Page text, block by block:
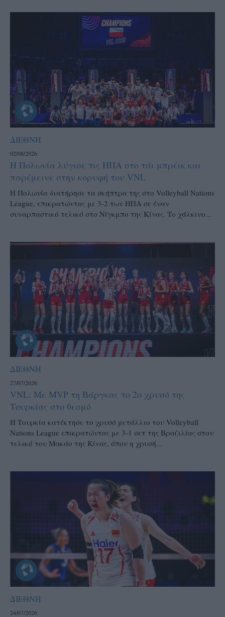
ΔΙΕΘΝΗ
02/08/2026
Η Πολωνία λύγισε τις ΗΠΑ στο τάι μπρέικ και
παρέμεινε στην κορυφή του VNL
Η Πολωνία διατήρησε τα σκήπτρα της στο Volleyball Nations
League, επικρατώντας με 3-2 των ΗΠΑ σε έναν
συναρπαστικό τελικό στο Νίγκμπο της Κίνας. Το χάλκινο...
ΔΙΕΘΝΗ
27/07/2026
VNL: Με MVP τη Βάργκας το 2ο χρυσό της
Τουρκίας στο θεσμό
H Τουρκία κατέκτησε το χρυσό μετάλλιο του Volleyball
Nations League επικρατώντας με 3-1 σετ της Βραζιλίας στον
τελικό του Μακάο της Κίνας, όπου η χρυσή...
ΔΙΕΘΝΗ
24/07/2026